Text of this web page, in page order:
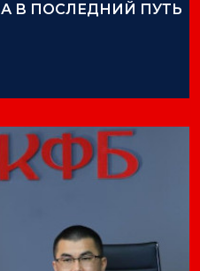
В ПОСЛЕДНИЙ ПУТЬ